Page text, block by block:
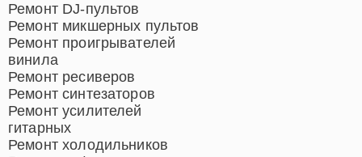
Ремонт DJ-пультов
Ремонт микшерных пультов
Ремонт проигрывателей
винила
Ремонт ресиверов
Ремонт синтезаторов
Ремонт усилителей
гитарных
Ремонт холодильников